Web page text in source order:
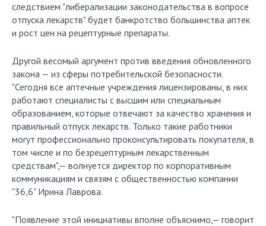
следствием "либерализации законодательства в вопросе
отпуска лекарств" будет банкротство большинства аптек
и рост цен на рецептурные препараты.
Другой весомый аргумент против введения обновленного
закона — из сферы потребительской безопасности.
"Сегодня все аптечные учреждения лицензированы, в них
работают специалисты с высшим или специальным
образованием, которые отвечают за качество хранения и
правильный отпуск лекарств. Только такие работники
могут профессионально проконсультировать покупателя, в
том числе и по безрецептурным лекарственным
средствам",— волнуется директор по корпоративным
коммуникациям и связям с общественностью компании
"36,6" Ирина Лаврова.
"Появление этой инициативы вполне объяснимо,— говорит